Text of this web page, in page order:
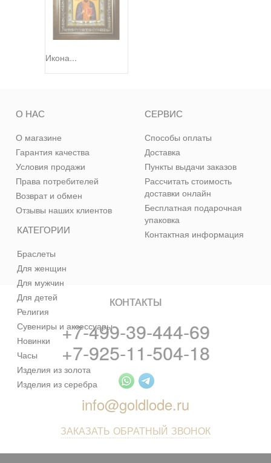
Икона...
КАТЕГОРИИ
Браслеты
Для женщин
Для мужчин
Для детей
Религия
Сувениры и аксессуары
Новинки
Часы
Изделия из золота
Изделия из серебра
О НАС
О магазине
Гарантия качества
Условия продажи
Права потребителей
Возврат и обмен
Отзывы наших клиентов
СЕРВИС
Способы оплаты
Доставка
Пункты выдачи заказов
Рассчитать стоимость
доставки онлайн
Бесплатная подарочная
упаковка
Контактная информация
КОНТАКТЫ
+7-499-39-444-69
+7-925-11-504-18
info@goldlode.ru
ЗАКАЗАТЬ ОБРАТНЫЙ ЗВОНОК